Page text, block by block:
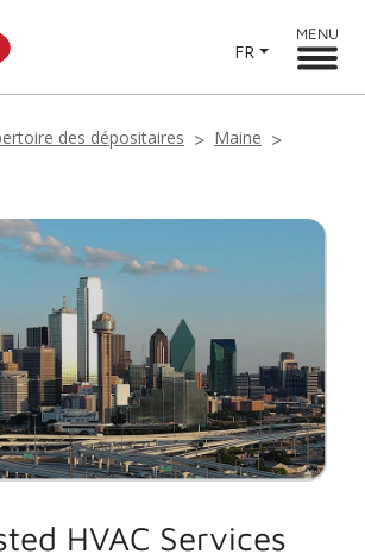
FR
MENU
des dépositaires Maine
HVAC Services